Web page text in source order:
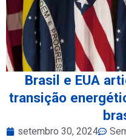
Brasil e EUA
transição
setembro 30, 2024